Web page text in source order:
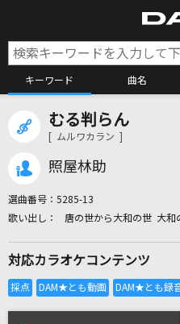
キーワード 曲名
全国
むる判らん
[ ムルワカラン ]
照屋林助
選曲番号： 5285-13
唐の世から大和の世 大和
対応カラオケコンテンツ